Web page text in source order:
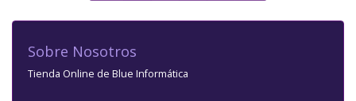
Sobre Nosotros
Tienda Online de Blue Informática